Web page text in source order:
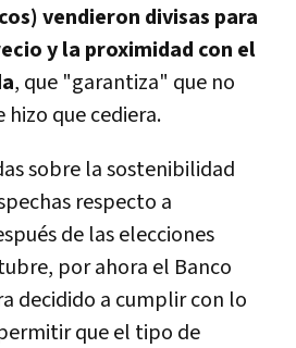
vendieron divisas para
y la proximidad con el
, que "garantiza" que no
hizo que cediera.
sobre la sostenibilidad
respecto a
de las elecciones
por ahora el Banco
decidido a cumplir con lo
que el tipo de